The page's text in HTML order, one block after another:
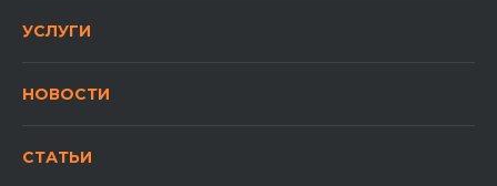
УСЛУГИ
НОВОСТИ
СТАТЬИ